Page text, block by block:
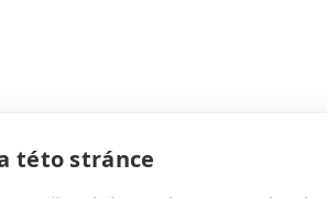
této stránce